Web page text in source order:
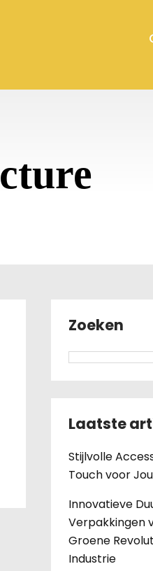
Zoeken
Laatste
Stijlvolle
Touch voor
Innovatieve
Verpakkingen
Groene
Industrie